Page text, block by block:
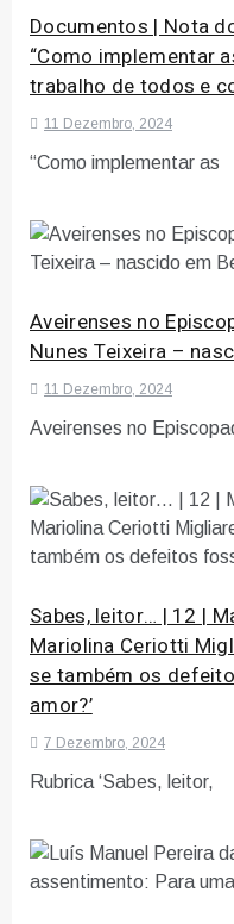
Documentos | Nota
“Como implementar
trabalho de todos e
11 Dezembro, 2024
“Como implementar as
Aveirenses no
Nunes Teixeira –
11 Dezembro, 2024
Aveirenses no
Sabes, leitor… | 12 |
Mariolina Ceriotti
se também os
amor?’
7 Dezembro, 2024
Rubrica ‘Sabes, leitor,